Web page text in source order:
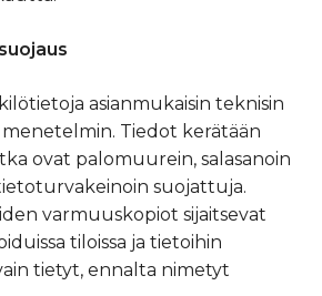
asianmukaisin teknisin
menetelmin. Tiedot kerätään
ovat palomuurein, salasanoin
suojattuja.
varmuuskopiot sijaitsevat
tiloissa ja tietoihin
tietyt, ennalta nimetyt